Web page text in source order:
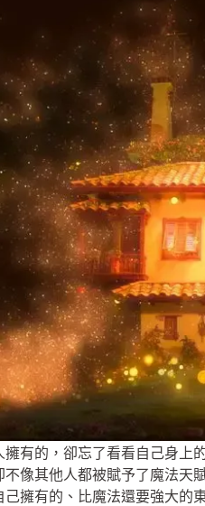
擁有的，卻忘了看看自己身上
不像其他人都被賦予了魔法天
己擁有的、比魔法還要強大的